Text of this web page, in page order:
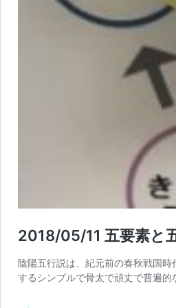
2018/05/11 五要素と
陰陽五行説は、紀元前の春秋戦国
するシンプルで骨太で頑丈で普遍